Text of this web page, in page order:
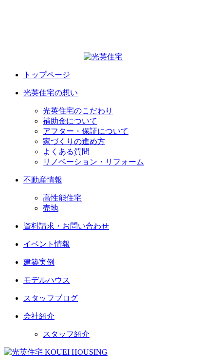
トップページ
光英住宅の想い
光英住宅のこだわり
補助金について
アフター・保証について
家づくりの進め方
よくある質問
リノベーション・リフォーム
不動産情報
高性能住宅
売地
資料請求・お問い合わせ
イベント情報
建築実例
モデルハウス
スタッフブログ
会社紹介
スタッフ紹介